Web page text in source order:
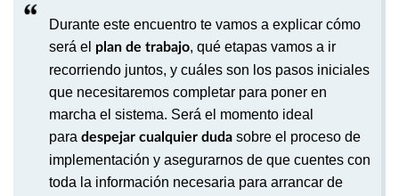
Durante este encuentro te vamos a explicar cómo
será el plan de trabajo, qué etapas vamos a ir
recorriendo juntos, y cuáles son los pasos iniciales
que necesitaremos completar para poner en
marcha el sistema. Será el momento ideal
para despejar cualquier duda sobre el proceso de
implementación y asegurarnos de que cuentes con
toda la información necesaria para arrancar de